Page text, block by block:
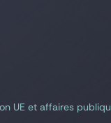
UE et affaires